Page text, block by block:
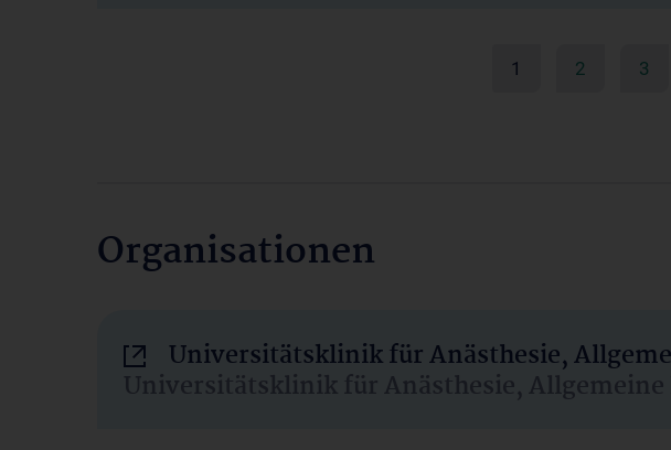
1 2 3
Organisationen
Universitätsklinik für Anästhesie,
Universitätsklinik für Anästhesie,